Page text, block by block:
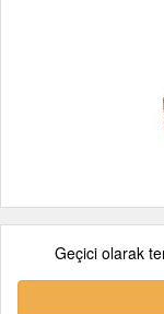
Geçici olarak